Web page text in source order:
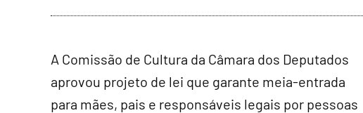
A Comissão de Cultura da Câmara dos Deputados
aprovou projeto de lei que garante meia-entrada
para mães, pais e responsáveis legais por pessoas